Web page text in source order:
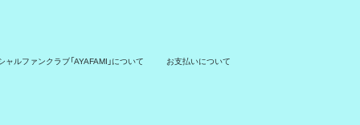
ルファンクラブ「AYAFAMI」について お支払いについて